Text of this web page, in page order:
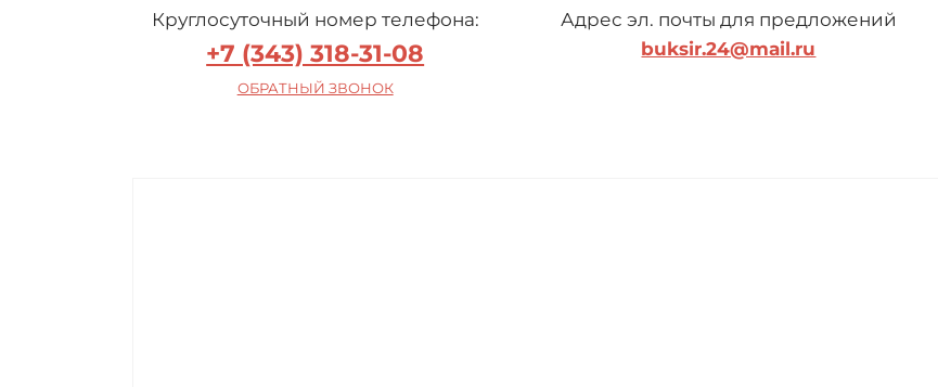
Круглосуточный номер телефона:
+7 (343) 318-31-08
ОБРАТНЫЙ ЗВОНОК
Адрес эл. почты для предложений
buksir.24@mail.ru